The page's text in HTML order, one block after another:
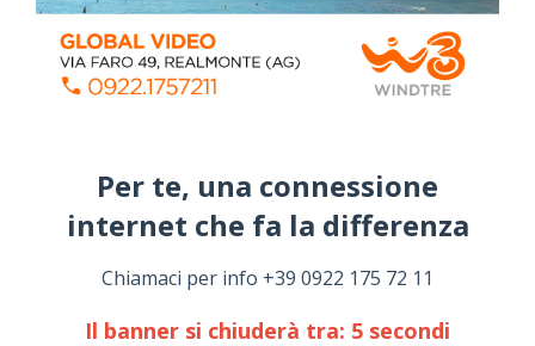
Per te, una connessione
internet che fa la differenza​
Chiamaci per info +39 0922 175 72 11
Il banner si chiuderà tra: 4 secondi
Siculiana, concerto del 1° Maggio 2026 in
Piazza Umberto I: arrivano I Cugini di
Campagna
April 14, 2026
GIUSEPPE